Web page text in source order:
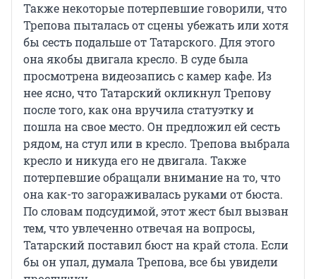
Также некоторые потерпевшие говорили, что
Трепова пыталась от сцены убежать или хотя
бы сесть подальше от Татарского. Для этого
она якобы двигала кресло. В суде была
просмотрена видеозапись с камер кафе. Из
нее ясно, что Татарский окликнул Трепову
после того, как она вручила статуэтку и
пошла на свое место. Он предложил ей сесть
рядом, на стул или в кресло. Трепова выбрала
кресло и никуда его не двигала. Также
потерпевшие обращали внимание на то, что
она как-то загораживалась руками от бюста.
По словам подсудимой, этот жест был вызван
тем, что увлеченно отвечая на вопросы,
Татарский поставил бюст на край стола. Если
бы он упал, думала Трепова, все бы увидели